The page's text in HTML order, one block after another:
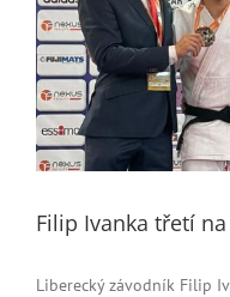
Filip Ivanka třetí
Liberecký závodník Filip